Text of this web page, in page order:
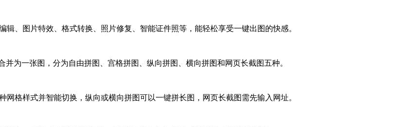
、图片特效、格式转换、照片修复、智能证件照等，能轻松享受一键出图的快感。
为一张图，分为自由拼图、宫格拼图、纵向拼图、横向拼图和网页长截图五种。
格样式并智能切换，纵向或横向拼图可以一键拼长图，网页长截图需先输入网址。